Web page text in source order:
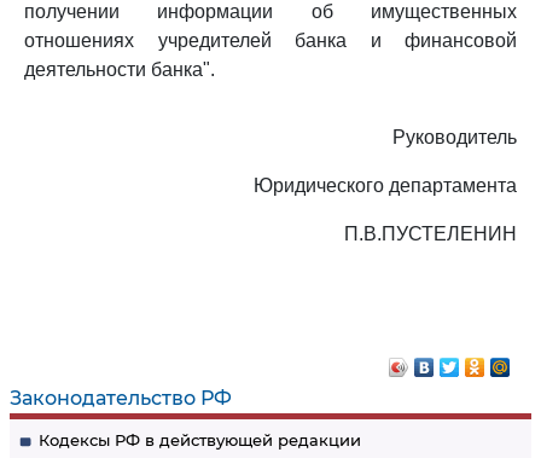
Законодательство РФ
Кодексы РФ в действующей редакции
получении информации об имущественных
отношениях учредителей банка и финансовой
деятельности банка".
Руководитель
Юридического департамента
П.В.ПУСТЕЛЕНИН